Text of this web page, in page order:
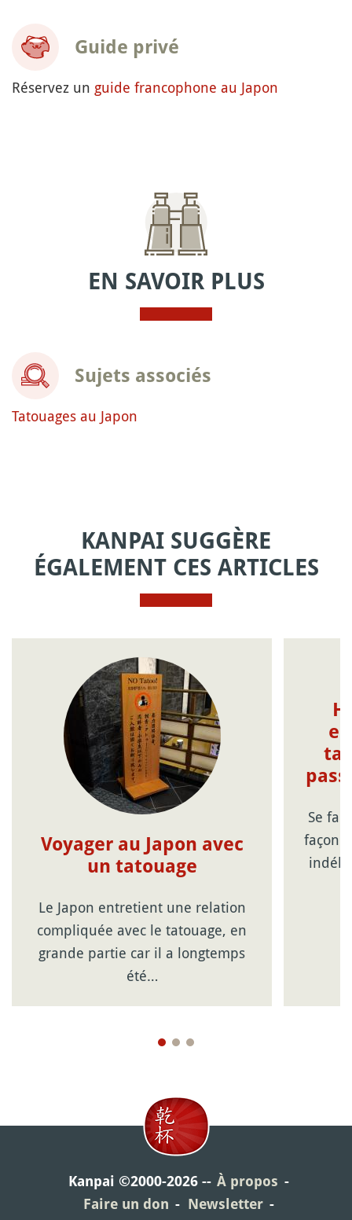
Guide privé
Réservez un guide francophone au Japon
EN SAVOIR PLUS
Sujets associés
Tatouages au Japon
KANPAI SUGGÈRE
ÉGALEMENT CES ARTICLES
Voyager au Japon avec
un tatouage
Le Japon entretient une relation
compliquée avec le tatouage, en
grande partie car il a longtemps
été…
Se
façon
Kanpai ©2000-2026
À propos
Faire un don
Newsletter